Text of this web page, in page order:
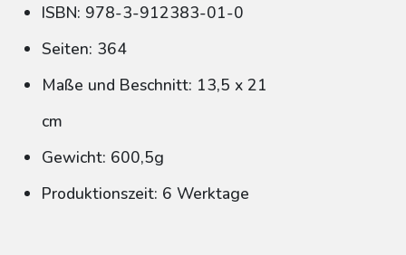
ISBN: 978-3-912383-01-0
Seiten: 364
Maße und Beschnitt: 13,5 x 21
cm
Gewicht: 600,5g
Produktionszeit: 6 Werktage